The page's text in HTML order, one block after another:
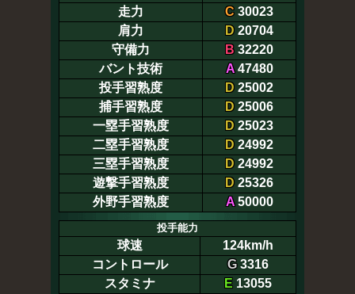
走力
C 30023
肩力
D 20704
守備力
B 32220
バント技術
A47480
投手習熟度
D 25002
捕手習熟度
D 25006
一塁手習熟度
D 25023
二塁手習熟度
D 24992
三塁手習熟度
D 24992
遊撃手習熟度
D 25326
外野手習熟度
A50000
投手能力
球速
124km/h
コントロール
G3316
スタミナ
E 13055